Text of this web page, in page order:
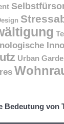
Urban
Bedeutung von